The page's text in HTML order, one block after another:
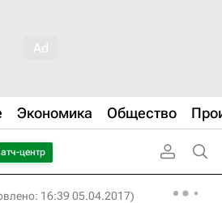
Экономика Общество
центр
16:39 05.04.2017)